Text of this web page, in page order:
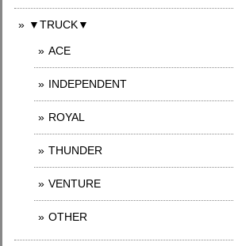
▼TRUCK▼
ACE
INDEPENDENT
ROYAL
THUNDER
VENTURE
OTHER